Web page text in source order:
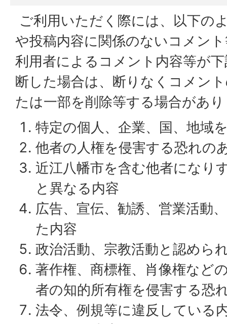
ご利用いただく際には、以下の
や投稿内容に関係のないコメン
利用者によるコメント内容等が
断した場合は、断りなくコメン
たは一部を削除等する場合があ
特定の個人、企業、国、地域
他者の人権を侵害する恐れの
近江八幡市を含む他者になり
と異なる内容
広告、宣伝、勧誘、営業活動
た内容
政治活動、宗教活動と認めら
著作権、商標権、肖像権など
者の知的所有権を侵害する恐
法令、例規等に違反している